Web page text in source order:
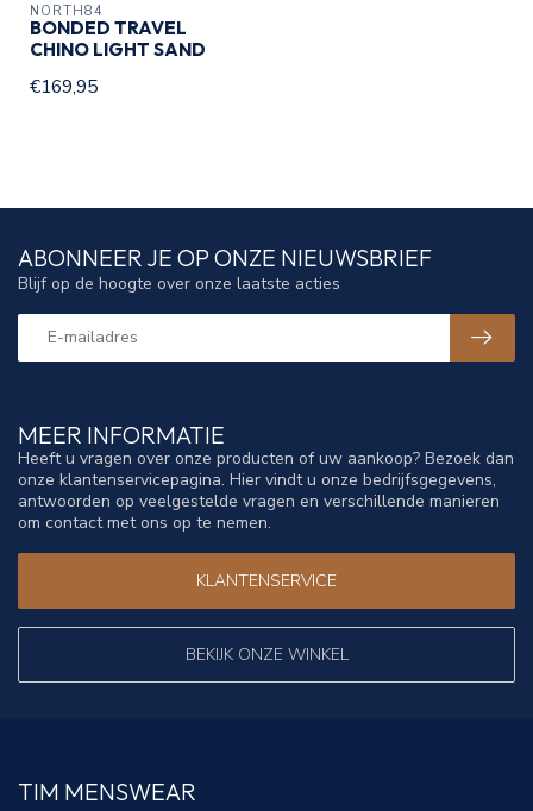
NORTH84
BONDED TRAVEL
CHINO LIGHT SAND
€169,95
MEER INFORMATIE
Heeft u vragen over onze producten of uw aankoop? Bezoek dan
onze klantenservicepagina. Hier vindt u onze bedrijfsgegevens,
antwoorden op veelgestelde vragen en verschillende manieren
om contact met ons op te nemen.
KLANTENSERVICE
BEKIJK ONZE WINKEL
ABONNEER JE OP ONZE NIEUWSBRIEF
Blijf op de hoogte over onze laatste acties
TIM MENSWEAR